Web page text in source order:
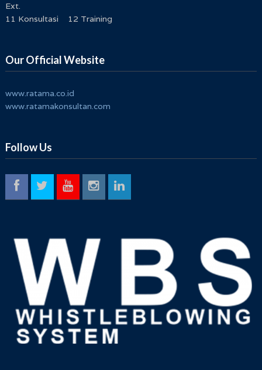
Ext.
11 Konsultasi 12 Training
Our Official Website
www.ratama.co.id
www.ratamakonsultan.com
Follow Us